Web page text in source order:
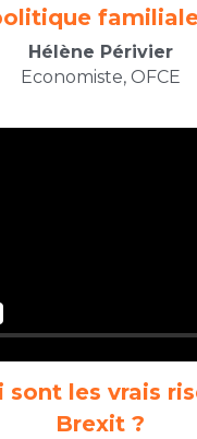
Hélène Périvier
Economiste, OFCE
sont les vrais
Brexit ?​